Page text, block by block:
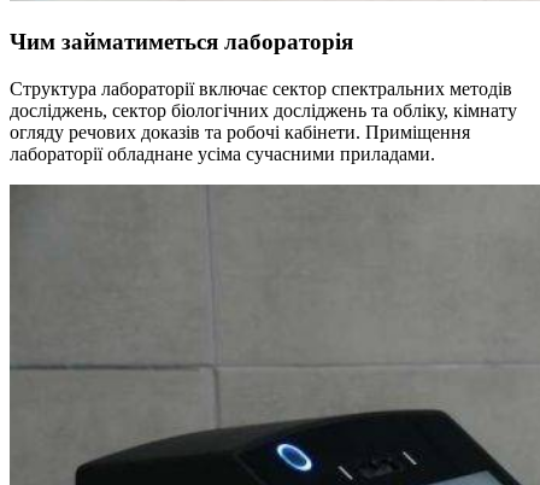
Чим займатиметься лабораторія
Структура лабораторії включає сектор спектральних методів
досліджень, сектор біологічних досліджень та обліку, кімнату
огляду речових доказів та робочі кабінети. Приміщення
лабораторії обладнане усіма сучасними приладами.